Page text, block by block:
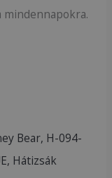
mindennapokra.